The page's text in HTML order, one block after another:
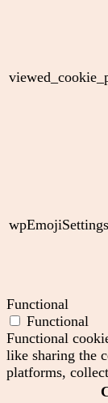
Functional
Functional
Functional
like sharing the
platforms,